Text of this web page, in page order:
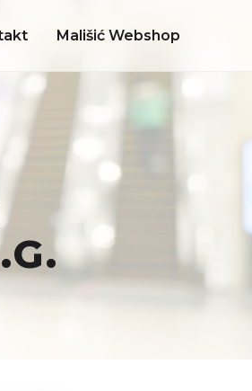
Mališić Webshop